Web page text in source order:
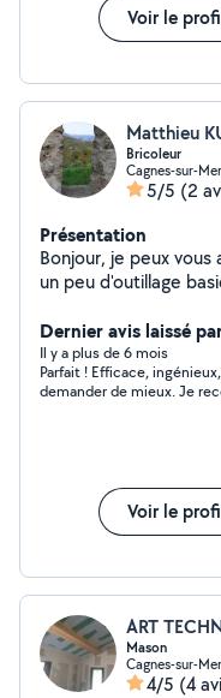
Voir le
Matthieu
Bricoleur
Cagnes-sur-
5/5 (2
Présentation
Bonjour, je peux
un peu d'outillage
Dernier avis laissé
Il y a plus de 6 mois
Parfait ! Efficace,
demander de mieux. Je
Voir le
ART
Mason
Cagnes-sur-
4/5 (4